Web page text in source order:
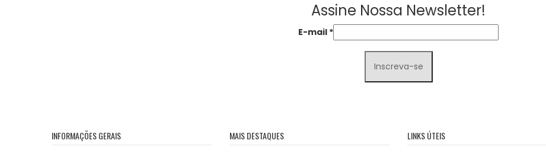
Assine Nossa Newsletter!
E-mail *
INFORMAÇÕES GERAIS MAIS DESTAQUES LINKS ÚTEIS